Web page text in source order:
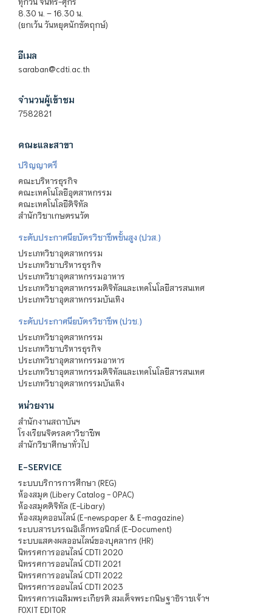
8.30 น. – 16.30 น.
(ยกเว้น วันหยุดนักขัตฤกษ์)
อีเมล
saraban@cdti.ac.th
จำนวนผู้เข้าชม
7582821
คณะและสาขา
ปริญญาตรี
คณะบริหารธุรกิจ
คณะเทคโนโลยีอุตสาหกรรม
คณะเทคโนโลยีดิจิทัล
สำนักวิชาเกษตรนวัต
ระดับประกาศนียบัตรวิชาชีพชั้นสูง (ปวส.)
ประเภทวิชาอุตสาหกรรม
ประเภทวิชาบริหารธุรกิจ
ประเภทวิชาอุตสาหกรรมอาหาร
ประเภทวิชาอุตสาหกรรมดิจิทัลและเทคโนโลยีสารสนเทศ
ประเภทวิชาอุตสาหกรรมบันเทิง
ระดับประกาศนียบัตรวิชาชีพ (ปวช.)
ประเภทวิชาอุตสาหกรรม
ประเภทวิชาบริหารธุรกิจ
ประเภทวิชาอุตสาหกรรมอาหาร
ประเภทวิชาอุตสาหกรรมดิจิทัลและเทคโนโลยีสารสนเทศ
ประเภทวิชาอุตสาหกรรมบันเทิง
หน่วยงาน
สำนักงานสถาบันฯ
โรงเรียนจิตรลดาวิชาชีพ
สำนักวิชาศึกษาทั่วไป
E-SERVICE
ระบบบริการการศึกษา (REG)
ห้องสมุด (Libery Catalog - OPAC)
ห้องสมุดดิจิทัล (E-Libary)
ห้องสมุดออนไลน์ (E-newspaper & E-magazine)
ระบบสารบรรณอิเล็กทรอนิกส์ (E-Document)
ระบบแสดงผลออนไลน์ของบุคลากร (HR)
นิทรรศการออนไลน์ CDTI 2020
นิทรรศการออนไลน์ CDTI 2021
นิทรรศการออนไลน์ CDTI 2022
นิทรรศการออนไลน์ CDTI 2023
นิทรรศการเฉลิมพระเกียรติ สมเด็จพระกนิษฐาธิราชเจ้าฯ
FOXIT EDITOR